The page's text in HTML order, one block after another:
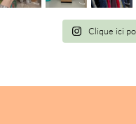
Clique ici